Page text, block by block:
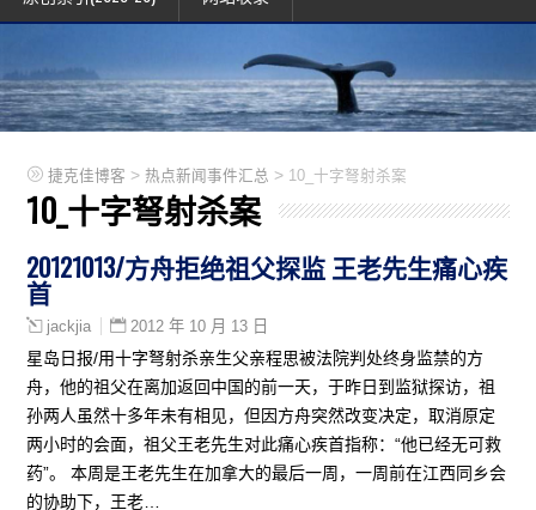
捷克佳博客 > 热点新闻事件汇总 > 10_十字弩射杀案
10_十字弩射杀案
20121013/方舟拒绝祖父探监 王老先生痛心疾
首
jackjia 2012 年 10 月 13 日
星岛日报/用十字弩射杀亲生父亲程思被法院判处终身监禁的方
舟，他的祖父在离加返回中国的前一天，于昨日到监狱探访，祖
孙两人虽然十多年未有相见，但因方舟突然改变决定，取消原定
两小时的会面，祖父王老先生对此痛心疾首指称：“他已经无可救
药”。 本周是王老先生在加拿大的最后一周，一周前在江西同乡会
的协助下，王老…